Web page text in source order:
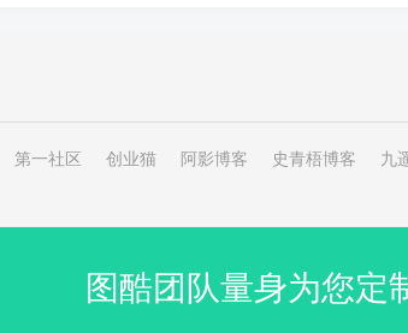
第一社区 创业猫 阿影博客 史青梧博客 九
图酷团队量身为您定